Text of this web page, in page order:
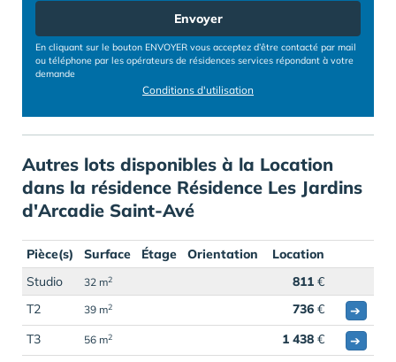
Envoyer
En cliquant sur le bouton ENVOYER vous acceptez d’être contacté par mail
ou téléphone par les opérateurs de résidences services répondant à votre
demande
Conditions d'utilisation
Autres lots disponibles à la Location
dans la résidence Résidence Les Jardins
d'Arcadie Saint-Avé
Pièce(s) Surface Étage Orientation
Location
Studio
32 m2 811 €
T2
39 m2 736 €
➔
T3
56 m2 1 438 € ➔